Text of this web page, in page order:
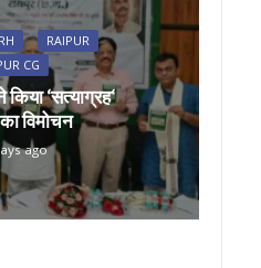
RAIPUR
CG
‘सत्याग्रह‘
विमोचन
ago